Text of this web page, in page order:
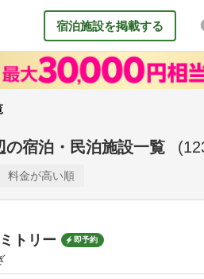
宿泊施設を掲載する
の宿泊・民泊施設一覧 (
料金が高い順
トリー 即予約